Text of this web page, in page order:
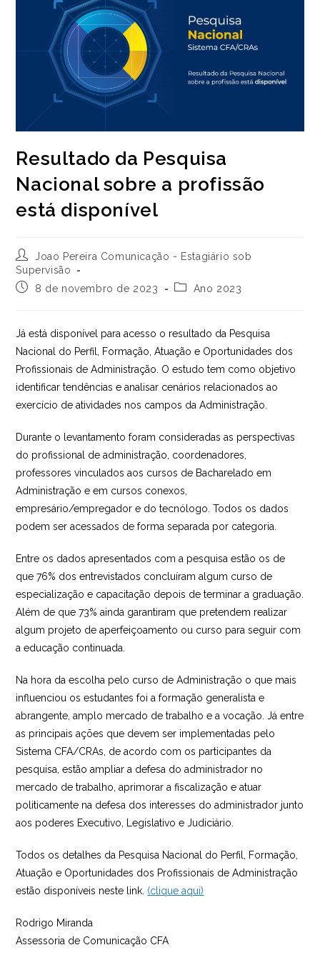
Resultado da Pesquisa
Nacional sobre a profissão
está disponível
Autor
do
post:
Joao Pereira Comunicação - Estagiário sob
Supervisão
Post8 de novembro de 2023
Categoria
Ano 2023
Já está disponível para acesso o resultado da Pesquisa
Nacional do Perfil, Formação, Atuação e Oportunidades dos
Profissionais de Administração. O estudo tem como objetivo
identificar tendências e analisar cenários relacionados ao
exercício de atividades nos campos da Administração.
Durante o levantamento foram consideradas as perspectivas
do profissional de administração, coordenadores,
professores vinculados aos cursos de Bacharelado em
Administração e em cursos conexos,
empresário/empregador e do tecnólogo. Todos os dados
podem ser acessados de forma separada por categoria.
Entre os dados apresentados com a pesquisa estão os de
que 76% dos entrevistados concluíram algum curso de
especialização e capacitação depois de terminar a graduação.
Além de que 73% ainda garantiram que pretendem realizar
algum projeto de aperfeiçoamento ou curso para seguir com
a educação continuada.
Na hora da escolha pelo curso de Administração o que mais
influenciou os estudantes foi a formação generalista e
abrangente, amplo mercado de trabalho e a vocação. Já entre
as principais ações que devem ser implementadas pelo
Sistema CFA/CRAs, de acordo com os participantes da
pesquisa, estão ampliar a defesa do administrador no
mercado de trabalho, aprimorar a fiscalização e atuar
politicamente na defesa dos interesses do administrador junto
aos poderes Executivo, Legislativo e Judiciário.
Todos os detalhes da Pesquisa Nacional do Perfil, Formação,
Atuação e Oportunidades dos Profissionais de Administração
estão disponíveis neste link. (clique aqui)
Rodrigo Miranda
Assessoria de Comunicação CFA